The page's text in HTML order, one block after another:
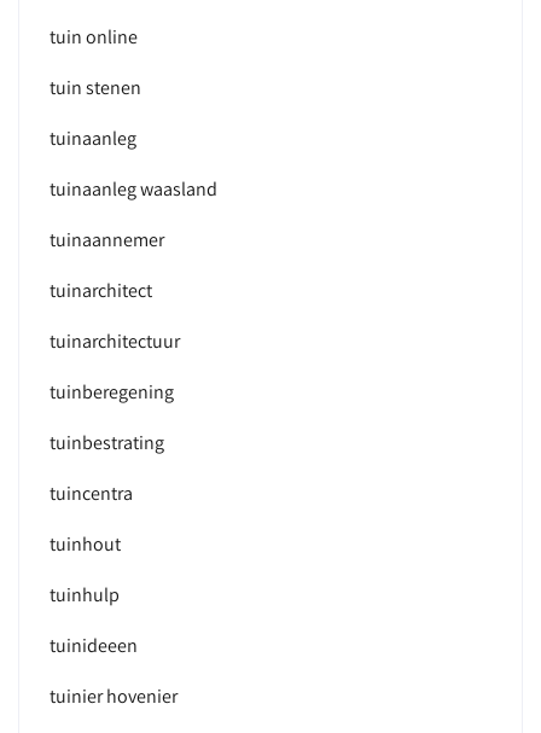
tuin online
tuin stenen
tuinaanleg
tuinaanleg waasland
tuinaannemer
tuinarchitect
tuinarchitectuur
tuinberegening
tuinbestrating
tuincentra
tuinhout
tuinhulp
tuinideeen
tuinier hovenier